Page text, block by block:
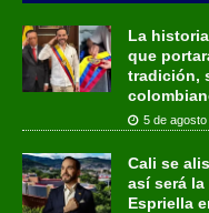
La
que
tradición,
5 de
Cali se
así será
Espriella